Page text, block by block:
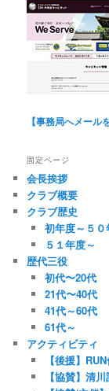
【事務局へメール
固定ページ
会長挨拶
クラブ概要
クラブ歴史
初年度～５０
５１年度～
歴代三役
初代〜20代
21代〜40代
41代～60代
61代～
アクティビティ
【後援】
【協賛】清